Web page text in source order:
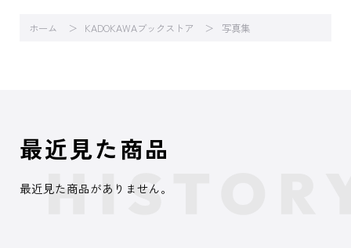
ホーム KADOKAWAブックストア 写真集
最近見た商品
最近見た商品がありません。